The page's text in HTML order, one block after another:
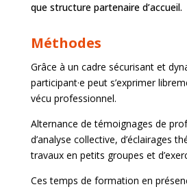
que structure partenaire d’accueil.
Méthodes
Grâce à un cadre sécurisant et
participant·e peut s’exprimer
vécu professionnel.
Alternance de témoignages de
d’analyse collective, d’éclairages
travaux en petits groupes et
Ces temps de formation en